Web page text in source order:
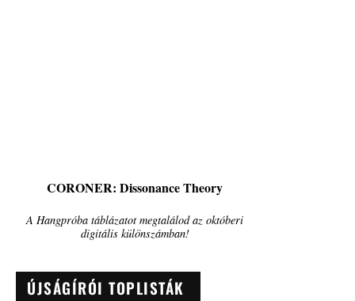
CORONER: Dissonance Theory
A Hangpróba táblázatot megtalálod az októberi
digitális különszámban!
ÚJSÁGÍRÓI TOPLISTÁK